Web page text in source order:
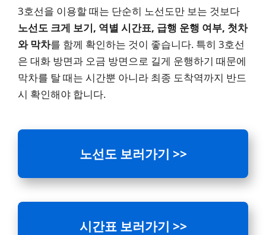
3호선을 이용할 때는 단순히 노선도만 보는 것보다
노선도 크게 보기, 역별 시간표, 급행 운행 여부, 첫차
와 막차를 함께 확인하는 것이 좋습니다. 특히 3호선
은 대화 방면과 오금 방면으로 길게 운행하기 때문에
막차를 탈 때는 시간뿐 아니라 최종 도착역까지 반드
시 확인해야 합니다.
노선도 보러가기 >>
시간표 보러가기 >>